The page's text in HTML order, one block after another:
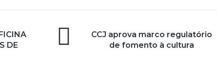
DE
CCJ aprova marco regulatório
de fomento à cultura